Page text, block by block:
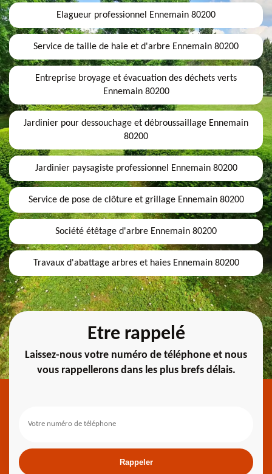
Elagueur professionnel Ennemain 80200
Service de taille de haie et d'arbre Ennemain 80200
Entreprise broyage et évacuation des déchets verts
Ennemain 80200
Jardinier pour dessouchage et débroussaillage Ennemain
80200
Jardinier paysagiste professionnel Ennemain 80200
Service de pose de clôture et grillage Ennemain 80200
Société étêtage d'arbre Ennemain 80200
Travaux d'abattage arbres et haies Ennemain 80200
Etre rappelé
Laissez-nous votre numéro de téléphone et nous
vous rappellerons dans les plus brefs délais.